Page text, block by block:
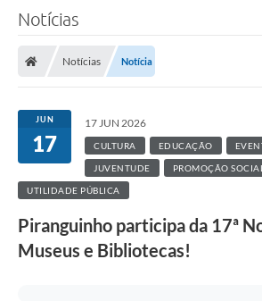
Notícias
Notícias Notícia
JUN
17
17 JUN 2026
CULTURA EDUCAÇÃO
JUVENTUDE PROMOÇÃO SOCIAL
UTILIDADE PÚBLICA
Piranguinho participa da 17ª
Museus e Bibliotecas!